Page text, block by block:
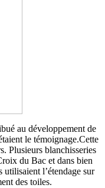
au développement de
le témoignage.Cette
Plusieurs blanchisseries
du Bac et dans bien
utilisaient l’étendage sur
des toiles.